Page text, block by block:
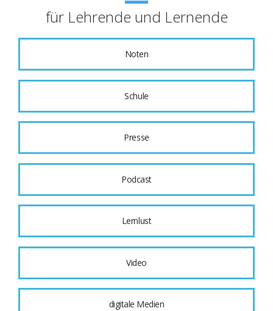
für Lehrende und Lernende
Noten
Schule
Presse
Podcast
Lernlust
Video
digitale Medien